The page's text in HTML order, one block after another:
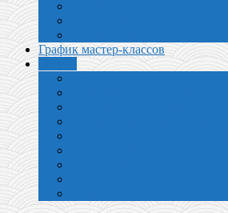
График мастер-классов